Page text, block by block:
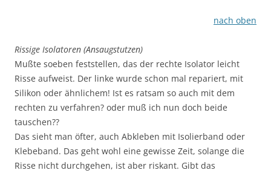
nach oben
Rissige Isolatoren (Ansaugstutzen)
Mußte soeben feststellen, das der rechte Isolator leicht
Risse aufweist. Der linke wurde schon mal repariert, mit
Silikon oder ähnlichem! Ist es ratsam so auch mit dem
rechten zu verfahren? oder muß ich nun doch beide
tauschen??
Das sieht man öfter, auch Abkleben mit Isolierband oder
Klebeband. Das geht wohl eine gewisse Zeit, solange die
Risse nicht durchgehen, ist aber riskant. Gibt das